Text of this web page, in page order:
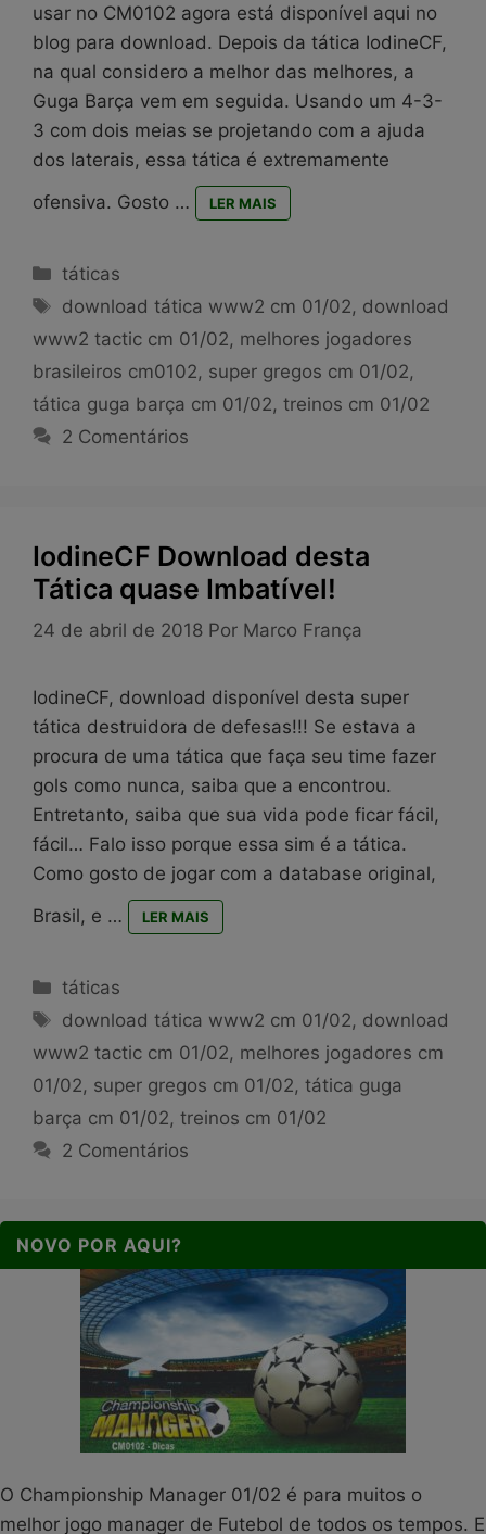
usar no CM0102 agora está disponível aqui no
blog para download. Depois da tática IodineCF,
na qual considero a melhor das melhores, a
Guga Barça vem em seguida. Usando um 4-3-
3 com dois meias se projetando com a ajuda
dos laterais, essa tática é extremamente
ofensiva. Gosto …
LER MAIS
Categorias
táticas
Tags
download tática www2 cm 01/02, download
www2 tactic cm 01/02, melhores jogadores
brasileiros cm0102, super gregos cm 01/02,
tática guga barça cm 01/02, treinos cm 01/02
2 Comentários
IodineCF Download desta
Tática quase Imbatível!
24 de abril de 2018 Por Marco França
IodineCF, download disponível desta super
tática destruidora de defesas!!! Se estava a
procura de uma tática que faça seu time fazer
gols como nunca, saiba que a encontrou.
Entretanto, saiba que sua vida pode ficar fácil,
fácil… Falo isso porque essa sim é a tática.
Como gosto de jogar com a database original,
Brasil, e …
LER MAIS
Categorias
táticas
Tags
download tática www2 cm 01/02, download
www2 tactic cm 01/02, melhores jogadores cm
01/02, super gregos cm 01/02, tática guga
barça cm 01/02, treinos cm 01/02
2 Comentários
NOVO POR AQUI?
O Championship Manager 01/02 é para muitos o
melhor jogo manager de Futebol de todos os tempos. E